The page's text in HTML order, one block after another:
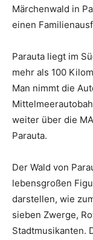
Märchenwald in
einen
Parauta liegt im
mehr als 100
Man nimmt die
weiter über die
Parauta.
Der Wald von
lebensgroßen
darstellen, wie
sieben Zwerge,
Stadtmusikanten.